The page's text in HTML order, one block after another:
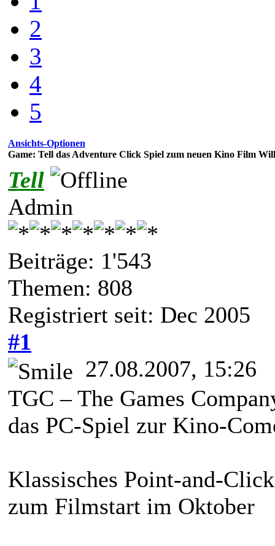
2
3
4
5
Ansichts-Optionen
Game: Tell das Adventure Click Spiel zum neuen Kino Film
Tell
Admin
Beiträge: 1'543
Themen: 808
Registriert seit: Dec 2005
#1
27.08.2007, 15:26
TGC – The Games
das PC-Spiel zur Kino-
Klassisches Point-and-
zum Filmstart im Oktober